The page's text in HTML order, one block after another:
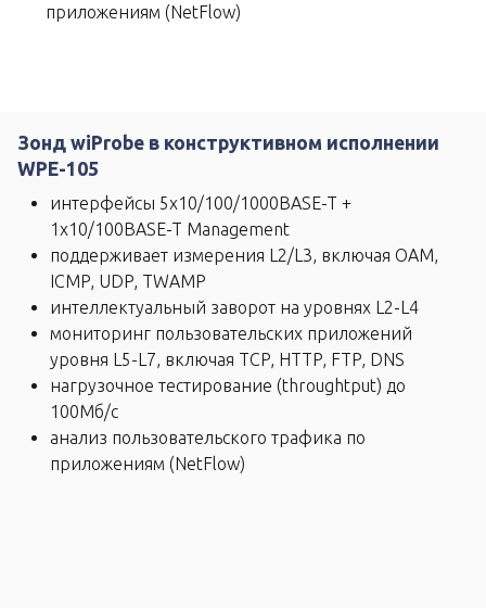
приложениям (NetFlow)
Зонд wiProbe в конструктивном исполнении
WPE-105
интерфейcы 5х10/100/1000BASE-T +
1х10/100BASE-T Management
поддерживает измерения L2/L3, включая OAM,
ICMP, UDP, TWAMP
интеллектуальный заворот на уровнях L2-L4
мониторинг пользовательских приложений
уровня L5-L7, включая TCP, HTTP, FTP, DNS
нагрузочное тестирование (throughtput) до
100Мб/с
анализ пользовательского трафика по
приложениям (NetFlow)